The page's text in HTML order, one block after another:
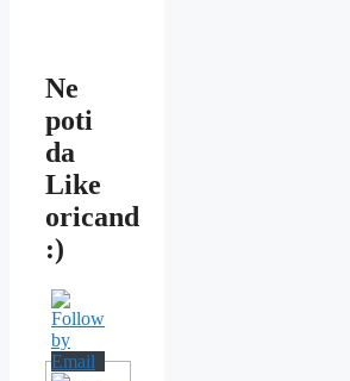
Ne
poti
da
Like
oricand
:)